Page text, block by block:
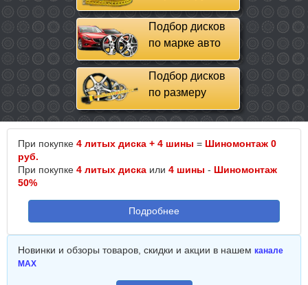
Подбор дисков
по марке авто
Подбор дисков
по размеру
При покупке 4 литых диска + 4 шины = Шиномонтаж 0
руб.
При покупке 4 литых диска или 4 шины - Шиномонтаж
50%
Подробнее
Новинки и обзоры товаров, скидки и акции в нашем канале
MAX